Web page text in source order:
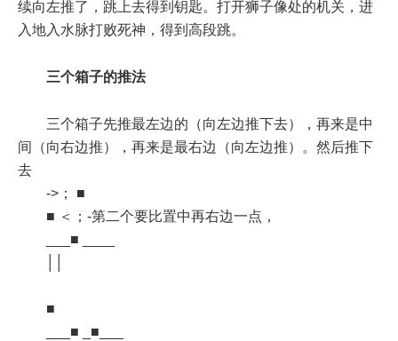
续向左推了，跳上去得到钥匙。打开狮子像处的机关，进
入地入水脉打败死神，得到高段跳。
三个箱子的推法
三个箱子先推最左边的（向左边推下去），再来是中
间（向右边推），再来是最右边（向左边推）。然后推下
去
->； ■
■ ＜；-第二个要比置中再右边一点，
___■ ____
■
___■ _■___